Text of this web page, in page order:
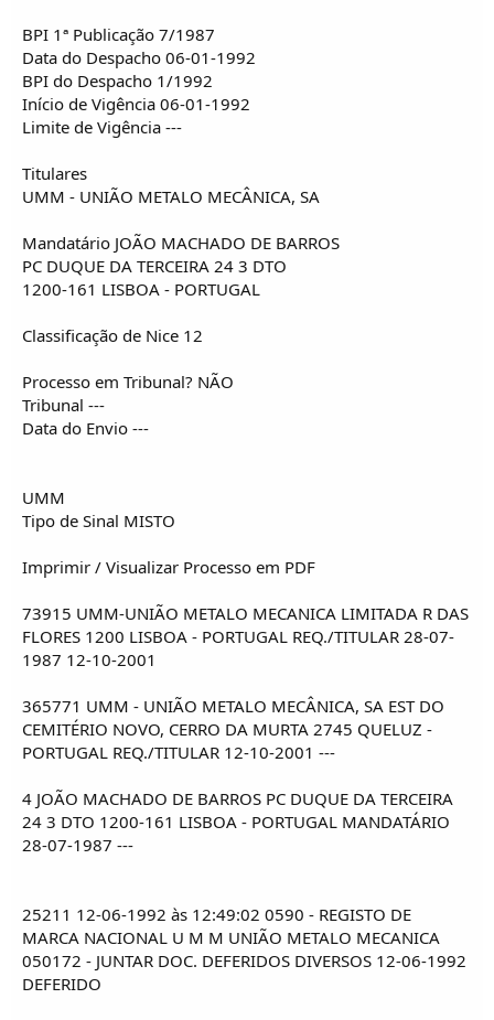
BPI 1ª Publicação 7/1987
Data do Despacho 06-01-1992
BPI do Despacho 1/1992
Início de Vigência 06-01-1992
Limite de Vigência ---
Titulares
UMM - UNIÃO METALO MECÂNICA, SA
Mandatário JOÃO MACHADO DE BARROS
PC DUQUE DA TERCEIRA 24 3 DTO
1200-161 LISBOA - PORTUGAL
Classificação de Nice 12
Processo em Tribunal? NÃO
Tribunal ---
Data do Envio ---
UMM
Tipo de Sinal MISTO
Imprimir / Visualizar Processo em PDF
73915 UMM-UNIÃO METALO MECANICA LIMITADA R DAS
FLORES 1200 LISBOA - PORTUGAL REQ./TITULAR 28-07-
1987 12-10-2001
365771 UMM - UNIÃO METALO MECÂNICA, SA EST DO
CEMITÉRIO NOVO, CERRO DA MURTA 2745 QUELUZ -
PORTUGAL REQ./TITULAR 12-10-2001 ---
4 JOÃO MACHADO DE BARROS PC DUQUE DA TERCEIRA
24 3 DTO 1200-161 LISBOA - PORTUGAL MANDATÁRIO
28-07-1987 ---
25211 12-06-1992 às 12:49:02 0590 - REGISTO DE
MARCA NACIONAL U M M UNIÃO METALO MECANICA
050172 - JUNTAR DOC. DEFERIDOS DIVERSOS 12-06-1992
DEFERIDO